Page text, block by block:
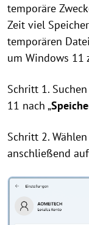
temporäre
Zeit viel
temporären
um Windows 11
Schritt 1.
11 nach „
Schritt 2. Wählen
anschließend auf